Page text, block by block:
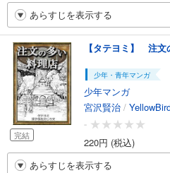
あらすじを表示する
完結
【タテヨミ】 注
少年・青年マンガ
少年マンガ
宮沢賢治 /
-
220円 (税込)
あらすじを表示する